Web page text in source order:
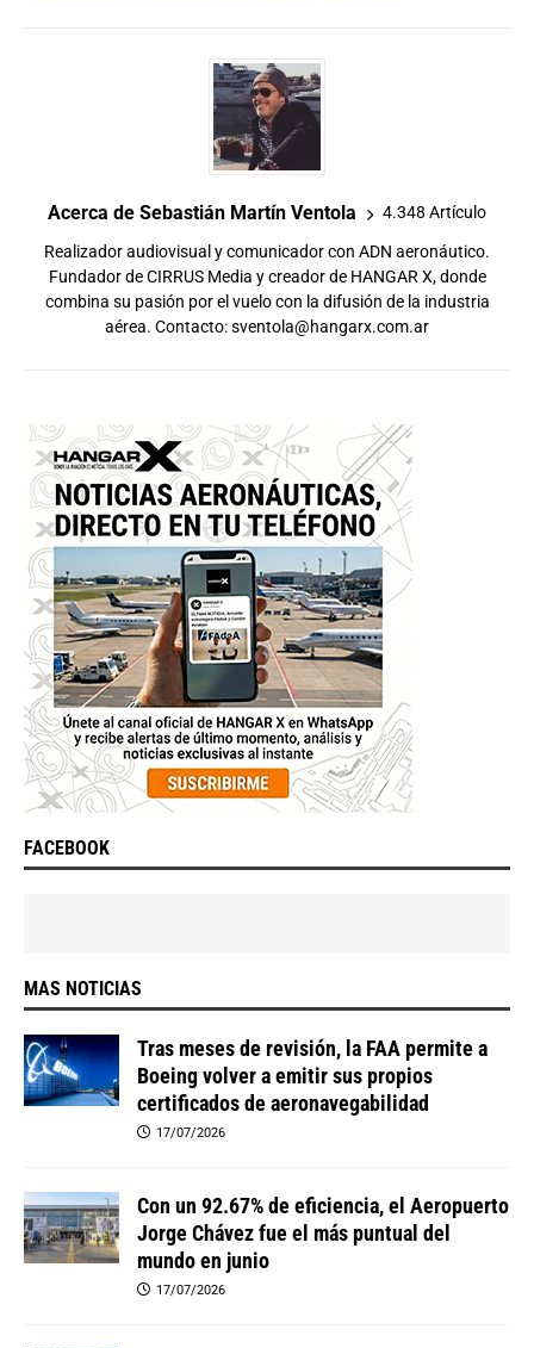
Acerca de Sebastián Martín Ventola 4.348 Artículo
Realizador audiovisual y comunicador con ADN aeronáutico.
Fundador de CIRRUS Media y creador de HANGAR X, donde
combina su pasión por el vuelo con la difusión de la industria
aérea. Contacto:sventola@hangarx.com.ar
FACEBOOK
MAS NOTICIAS
Tras meses de revisión, la FAA permite a
Boeing volver a emitir sus propios
certificados de aeronavegabilidad
17/07/2026
Con un 92.67% de eficiencia, el Aeropuerto
Jorge Chávez fue el más puntual del
mundo en junio
17/07/2026